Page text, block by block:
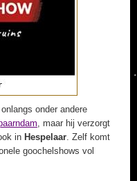
onder andere
, maar hij verzorgt
in Hespelaar. Zelf komt
goochelshows vol